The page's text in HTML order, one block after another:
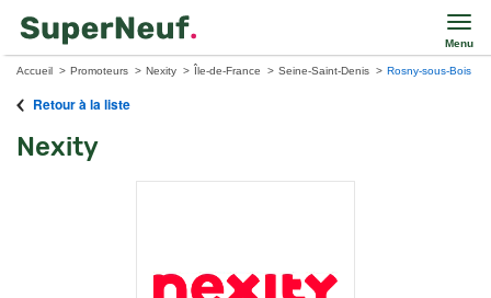
Menu
Accueil Promoteurs Nexity Île-de-France Seine-Saint-Denis Rosny-sous-Bois
Retour à la liste
Nexity